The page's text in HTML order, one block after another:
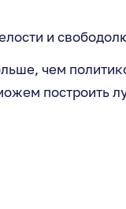
и
чем
построить